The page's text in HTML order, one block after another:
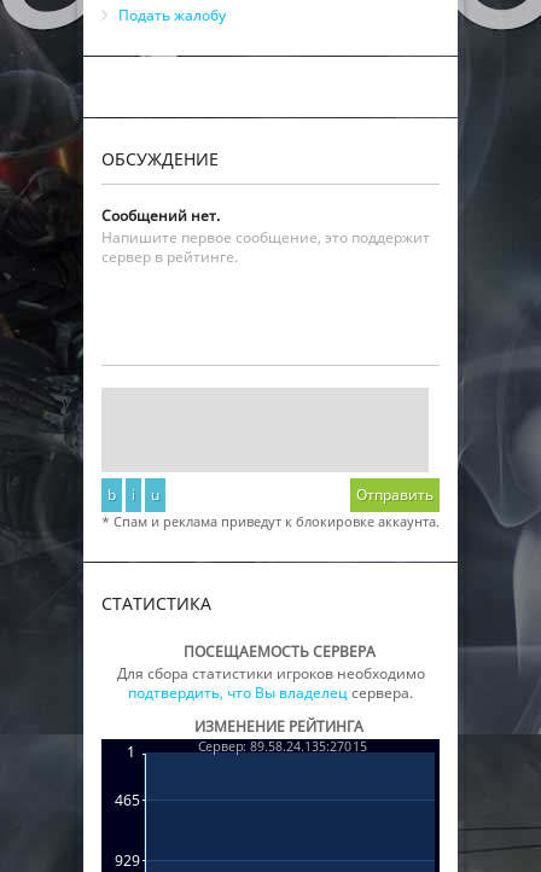
Подать жалобу
ОБСУЖДЕНИЕ
Сообщений нет.
Напишите первое сообщение, это поддержит
сервер в рейтинге.
b i u Отправить
* Спам и реклама приведут к блокировке аккаунта.
СТАТИСТИКА
ПОСЕЩАЕМОСТЬ СЕРВЕРА
Для сбора статистики игроков необходимо
подтвердить, что Вы владелецсервера.
ИЗМЕНЕНИЕ РЕЙТИНГА